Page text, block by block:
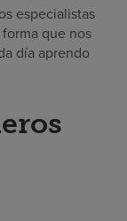
especialistas
que nos
día aprendo